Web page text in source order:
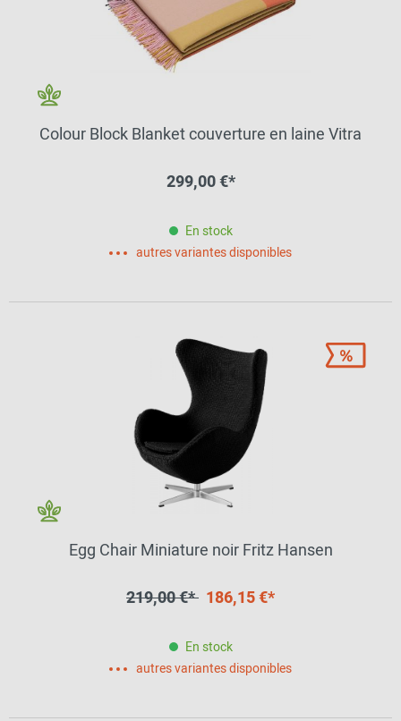
Colour Block Blanket couverture en laine Vitra
299,00 €*
En stock
autres variantes disponibles
Egg Chair Miniature noir Fritz Hansen
219,00 €* 186,15 €*
En stock
autres variantes disponibles